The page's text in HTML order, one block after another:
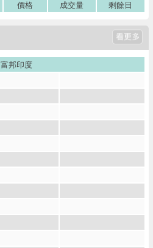
價格 成交量 剩餘日
富邦印度